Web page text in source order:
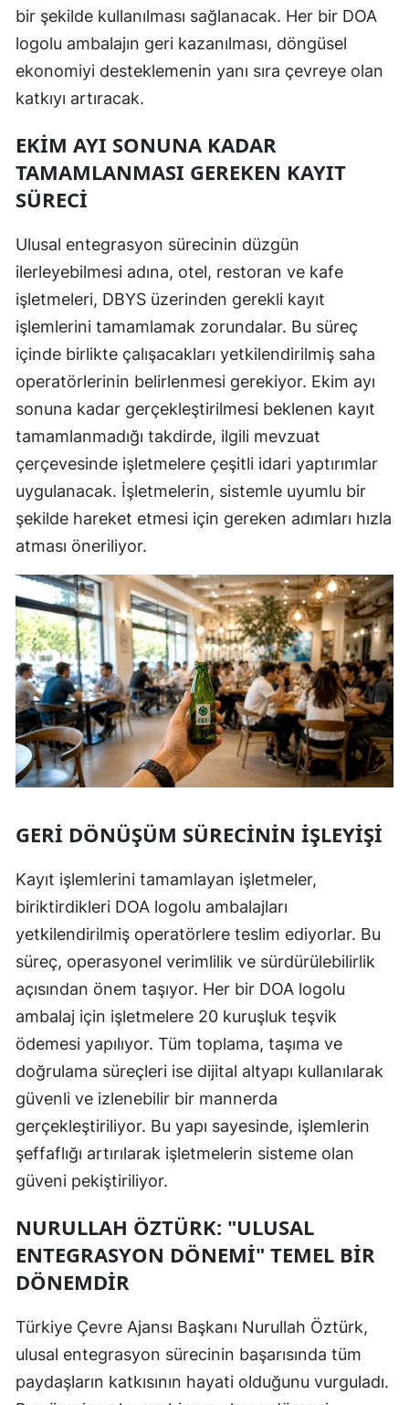
bir şekilde kullanılması sağlanacak. Her bir DOA
logolu ambalajın geri kazanılması, döngüsel
ekonomiyi desteklemenin yanı sıra çevreye olan
katkıyı artıracak.
EKIM AYI SONUNA KADAR
TAMAMLANMASI GEREKEN KAYIT
SÜRECI
Ulusal entegrasyon sürecinin düzgün
ilerleyebilmesi adına, otel, restoran ve kafe
işletmeleri, DBYS üzerinden gerekli kayıt
işlemlerini tamamlamak zorundalar. Bu süreç
içinde birlikte çalışacakları yetkilendirilmiş saha
operatörlerinin belirlenmesi gerekiyor. Ekim ayı
sonuna kadar gerçekleştirilmesi beklenen kayıt
tamamlanmadığı takdirde, ilgili mevzuat
çerçevesinde işletmelere çeşitli idari yaptırımlar
uygulanacak. İşletmelerin, sistemle uyumlu bir
şekilde hareket etmesi için gereken adımları hızla
atması öneriliyor.
GERI DÖNÜŞÜM SÜRECININ İŞLEYIŞI
Kayıt işlemlerini tamamlayan işletmeler,
biriktirdikleri DOA logolu ambalajları
yetkilendirilmiş operatörlere teslim ediyorlar. Bu
süreç, operasyonel verimlilik ve sürdürülebilirlik
açısından önem taşıyor. Her bir DOA logolu
ambalaj için işletmelere 20 kuruşluk teşvik
ödemesi yapılıyor. Tüm toplama, taşıma ve
doğrulama süreçleri ise dijital altyapı kullanılarak
güvenli ve izlenebilir bir mannerda
gerçekleştiriliyor. Bu yapı sayesinde, işlemlerin
şeffaflığı artırılarak işletmelerin sisteme olan
güveni pekiştiriliyor.
NURULLAH ÖZTÜRK: "ULUSAL
ENTEGRASYON DÖNEMI" TEMEL BIR
DÖNEMDIR
Türkiye Çevre Ajansı Başkanı Nurullah Öztürk,
ulusal entegrasyon sürecinin başarısında tüm
paydaşların katkısının hayati olduğunu vurguladı.